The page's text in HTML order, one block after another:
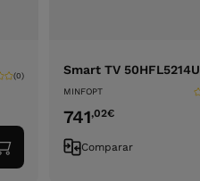
(0)
Adicionar
ao
Smart TV 50HFL5214U
MINFOPT
741,02€
Comparar